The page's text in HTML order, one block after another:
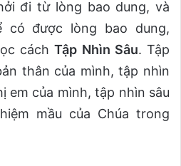
đi từ lòng bao dung, và
có được lòng bao dung,
cáchTập Nhìn Sâu. Tập
thân của mình, tập nhìn
em của mình, tập nhìn sâu
mầu của Chúa trong